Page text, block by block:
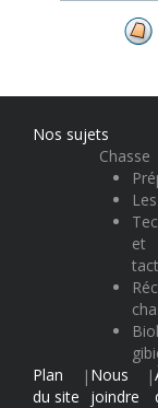
Nos sujets
Chasse
et
Plan
du site
| Nous
joindre
|